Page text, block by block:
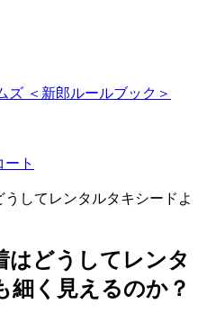
ズ ＜新郎ルールブック＞
ト
してレンタルタキシードよ
はどうしてレンタ
細く見えるのか？